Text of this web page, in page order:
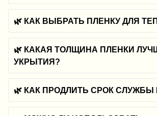
🌿 КАК ВЫБРАТЬ ПЛЕНКУ ДЛЯ
🌿 КАКАЯ ТОЛЩИНА ПЛЕНКИ
УКРЫТИЯ?
🌿 КАК ПРОДЛИТЬ СРОК СЛУЖБЫ